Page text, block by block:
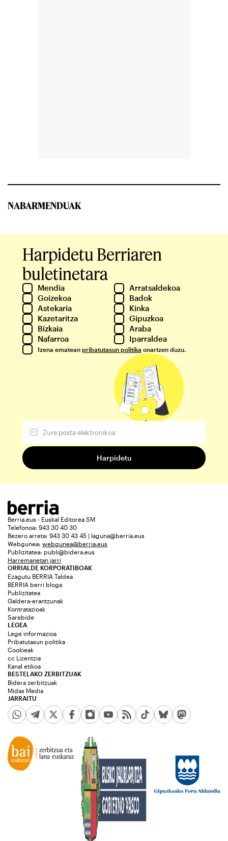
NABARMENDUAK
Harpidetu Berriaren
buletinetara
Mendia
Arratsaldekoa
Goizekoa
Badok
Astekaria
Kinka
Kazetaritza
Gipuzkoa
Bizkaia
Araba
Nafarroa
Iparraldea
Izena ematean pribatutasun politika onartzen duzu.
Berria.eus - Euskal Editorea SM
Telefonoa: 943 30 40 30
Bezero arreta: 943 30 43 45 | laguna@berria.eus
Webgunea: webgunea@berria.eus
Publizitatea: publi@bidera.eus
Harremanetan jarri
ORRIALDE KORPORATIBOAK
Ezagutu BERRIA Taldea
BERRIA berri bloga
Publizitatea
Galdera-erantzunak
Kontratazioak
Sarebide
JARRAITU
LEGEA
Lege informazioa
Pribatutasun politika
Cookieak
cc Lizentzia
Kanal etikoa
BESTELAKO ZERBITZUAK
Bidera zerbitzuak
Midas Media